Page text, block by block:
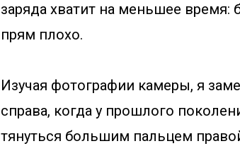
заряда хватит на меньшее время:
прям плохо.
Изучая фотографии камеры, я
справа, когда у прошлого
тянуться большим пальцем